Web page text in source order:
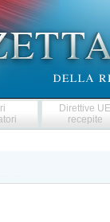
Direttive
recepite